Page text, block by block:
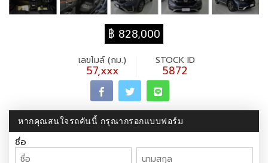
฿ 828,000
เลขไมล์ (กม.)
57,xxx
STOCK ID
5872
หากคุณสนใจรถคันนี้ กรุณากรอกแบบฟอร์ม
ชื่อ